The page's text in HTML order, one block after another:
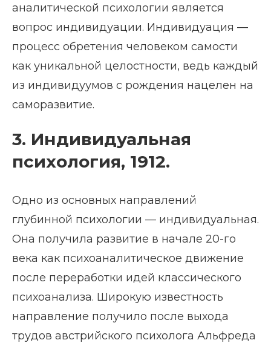
аналитической психологии является
вопрос индивидуации. Индивидуация —
процесс обретения человеком самости
как уникальной целостности, ведь каждый
из индивидуумов с рождения нацелен на
саморазвитие.
3. Индивидуальная
психология, 1912.
Одно из основных направлений
глубинной психологии — индивидуальная.
Она получила развитие в начале 20-го
века как психоаналитическое движение
после переработки идей классического
психоанализа. Широкую известность
направление получило после выхода
трудов австрийского психолога Альфреда